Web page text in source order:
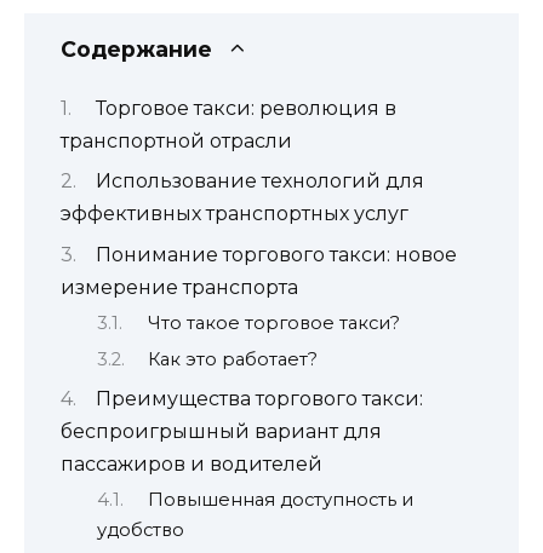
Содержание
Торговое такси: революция в
транспортной отрасли
Использование технологий для
эффективных транспортных услуг
Понимание торгового такси: новое
измерение транспорта
Что такое торговое такси?
Как это работает?
Преимущества торгового такси:
беспроигрышный вариант для
пассажиров и водителей
Повышенная доступность и
удобство